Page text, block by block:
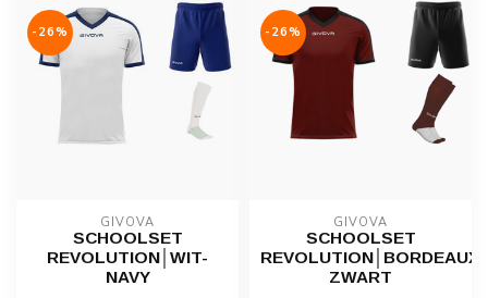
-26%
GIVOVA
SCHOOLSET
REVOLUTION│WIT-
NAVY
-26%
GIVOVA
SCHOOLSET
REVOLUTION│BORDEAUX-
ZWART